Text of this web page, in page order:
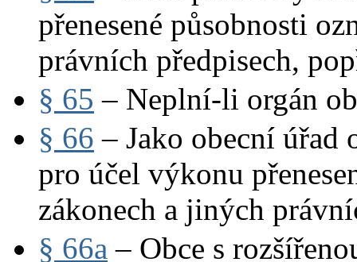
přenesené působnosti
právních předpisech,
§ 65 – Neplní-li orgán
§ 66 – Jako obecní úřad
pro účel výkonu
zákonech a jiných
§ 66a – Obce s